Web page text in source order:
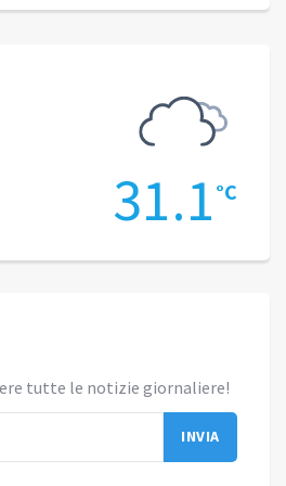
31.1 °C
tutte le notizie giornaliere!